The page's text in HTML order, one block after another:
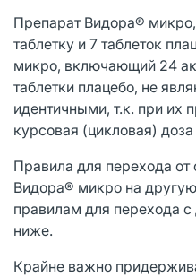
Препарат Видора®
таблетку и 7 таблеток
микро, включающий 24
таблетки плацебо, не
идентичными, т.к. при их
курсовая (цикловая)
Правила для перехода от
Видора® микро на
правилам для перехода
ниже.
Крайне важно